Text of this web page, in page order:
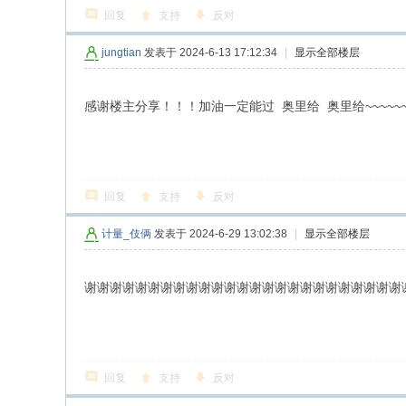
回复 支持 反对
jungtian 发表于 2024-6-13 17:12:34 显示全部楼层
感谢楼主分享！！！加油一定能过 奥里给 奥里给
回复 支持 反对
计量_伎俩 发表于 2024-6-29 13:02:38 显示全部楼层
谢谢谢谢谢谢谢谢谢谢谢谢谢谢谢谢谢谢谢谢谢谢谢谢谢
回复 支持 反对